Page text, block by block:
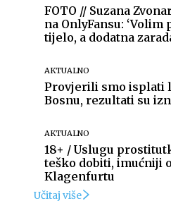
FOTO // Suzana
na OnlyFansu:
tijelo, a dodatna
AKTUALNO
Provjerili smo isplati
Bosnu, rezultati su
AKTUALNO
18+ / Uslugu
teško dobiti, imućniji
Klagenfurtu
Učitaj više